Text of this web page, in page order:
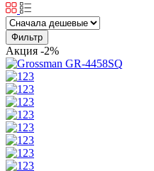
Фильтр
Акция -2%